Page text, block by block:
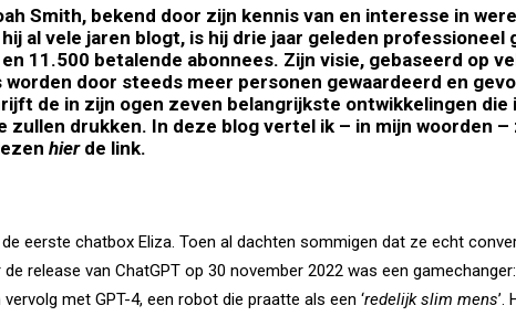
Smith, bekend door zijn kennis van en interesse in
al vele jaren blogt, is hij drie jaar geleden professioneel
11.500 betalende abonnees. Zijn visie, gebaseerd op
door steeds meer personen gewaardeerd en
de in zijn ogen zeven belangrijkste ontwikkelingen die
zullen drukken. In deze blog vertel ik – in mijn woorden
hierde link.
eerste chatbox Eliza. Toen al dachten sommigen dat ze echt
release van ChatGPT op 30 november 2022 was een
met GPT-4, een robot die praatte als een ‘redelijk slim mens’.